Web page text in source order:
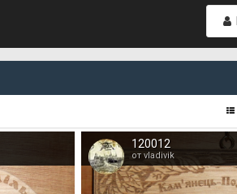
120012
от vladivik